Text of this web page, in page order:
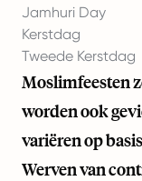
Jamhuri Day
Kerstdag
Tweede Kerstdag
Moslimfeesten
worden ook
variëren op
Werven van